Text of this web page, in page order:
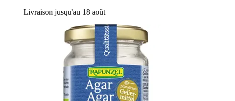
Livraison jusqu'au 18 août